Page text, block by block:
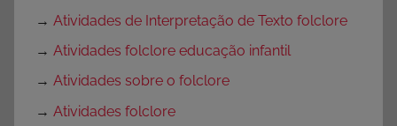
→ Atividades de Interpretação de Texto folclore
→ Atividades folclore educação infantil
→ Atividades sobre o folclore
→ Atividades folclore